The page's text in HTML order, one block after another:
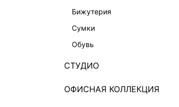
бижутерия
сумки
обувь
СТУДИО
ОФИСНАЯ КОЛЛЕКЦИЯ